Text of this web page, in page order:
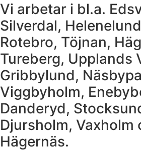
Vi arbetar i bl.a.
Silverdal,
Rotebro, Töjnan,
Tureberg, Upplands
Gribbylund,
Viggbyholm,
Danderyd,
Djursholm, Vaxholm
Hägernäs.